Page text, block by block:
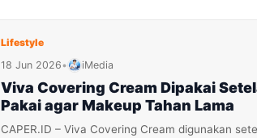
Lifestyle
18 Jun 2026• iMedia
Viva Covering Cream Dipakai
Pakai agar Makeup Tahan Lama
CAPER.ID – Viva Covering Cream digunakan